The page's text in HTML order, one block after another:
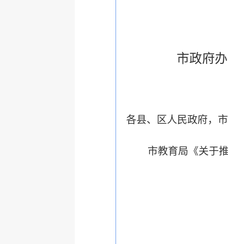
市政府
各县、区人民政府，
市教育局《关于